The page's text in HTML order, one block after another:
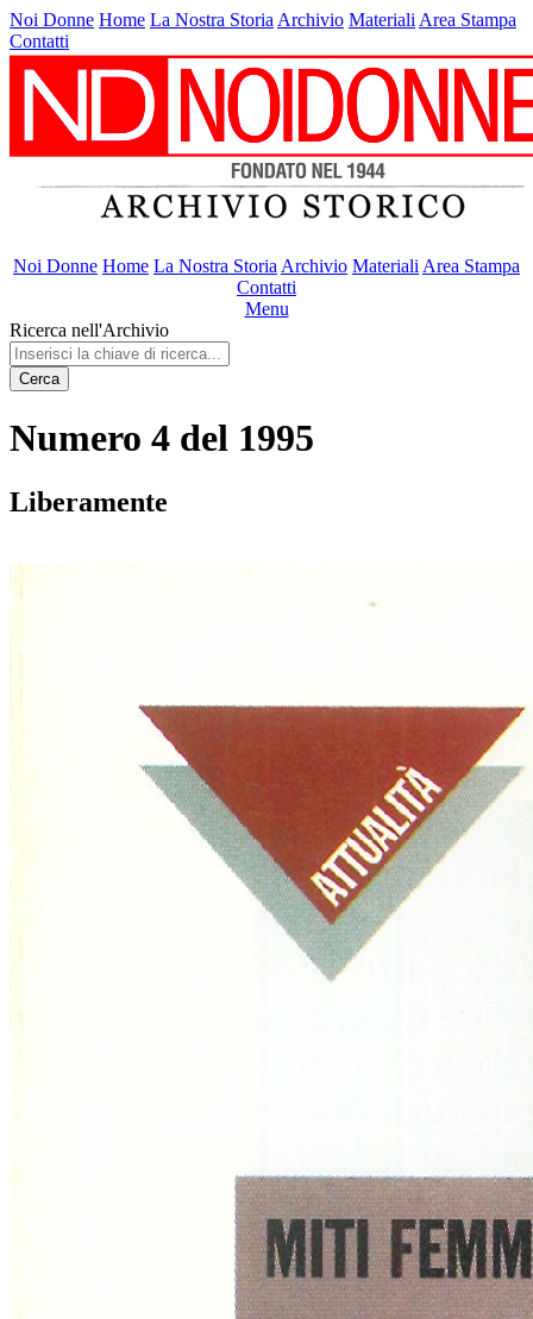
Noi Donne Home La Nostra Storia Archivio Materiali Area Stampa
Contatti
Noi Donne Home La Nostra Storia Archivio Materiali Area Stampa
Contatti
Menu
Ricerca nell'Archivio
Cerca
Numero 4 del 1995
Liberamente